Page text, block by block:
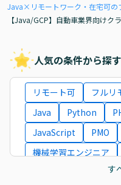
Java×リモートワーク・在宅可の
【Java/GCP】自動車業界向けク
人気の条件から探す
リモート可 フルリ
Java
Python
JavaScript
PMO
機械学習エンジニア
す